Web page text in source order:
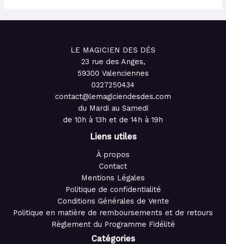
LE MAGICIEN DES DÉS
23 rue des Anges,
59300 Valenciennes
0327250434
contact@lemagiciendesdes.com
du Mardi au Samedi
de 10h à 13h et de 14h à 19h
Liens utiles
À propos
Contact
Mentions Légales
Politique de confidentialité
Conditions Générales de Vente
Politique en matière de remboursements et de retours
Règlement du Programme Fidélité
Catégories